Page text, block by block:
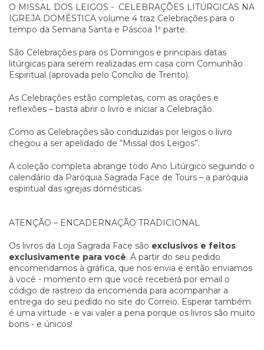
O MISSAL DOS LEIGOS - CELEBRAÇÕES LITÚRGICAS NA
IGREJA DOMÉSTICA volume 4 traz Celebrações para o
tempo da Semana Santa e Páscoa 1ª parte.
São Celebrações para os Domingos e principais datas
litúrgicas para serem realizadas em casa com Comunhão
Espiritual (aprovada pelo Concílio de Trento).
As Celebrações estão completas, com as orações e
reflexões – basta abrir o livro e iniciar a Celebração.
Como as Celebrações são conduzidas por leigos o livro
chegou a ser apelidado de “Missal dos Leigos”.
A coleção completa abrange todo Ano Litúrgico seguindo o
calendário da Paróquia Sagrada Face de Tours – a paróquia
espiritual das igrejas domésticas.
ATENÇÃO – ENCADERNAÇÃO TRADICIONAL
Os livros da Loja Sagrada Face são exclusivos e feitos
exclusivamente para você. Á partir do seu pedido
encomendamos à gráfica, que nos envia e então enviamos
à você - momento em que você receberá por email o
código de rastreio da encomenda para acompanhar a
entrega do seu pedido no site do Correio. Esperar também
é uma virtude - e vai valer a pena porque os livros são muito
bons - e únicos!